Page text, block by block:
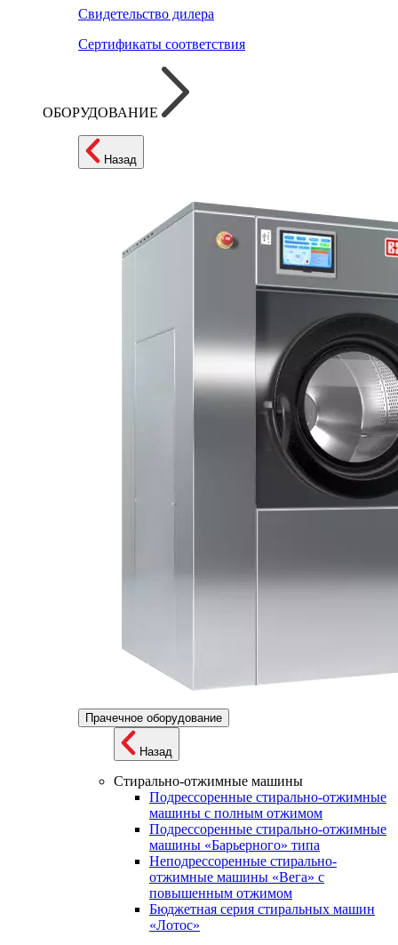
Свидетельство дилера
Сертификаты соответствия
ОБОРУДОВАНИЕ
Назад
Прачечное оборудование
Назад
Стирально-отжимные машины
Подрессоренные стирально-отжимные
машины с полным отжимом
Подрессоренные стирально-отжимные
машины «Барьерного» типа
Неподрессоренные стирально-
отжимные машины «Вега» с
повышенным отжимом
Бюджетная серия стиральных машин
«Лотос»